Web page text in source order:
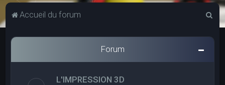
Accueil du forum
c
Forum
L'IMPRESSION 3D